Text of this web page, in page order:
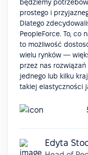
będziemy
prostego i
Dlatego
PeopleForce. To, co
to możliwość
wielu rynków —
przez nas
jednego lub kilku
takiej elastyczności
Edyta